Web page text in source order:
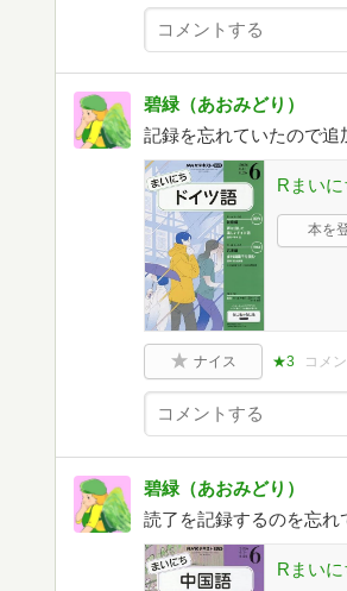
碧緑（あおみどり）
記録を忘れていたので追
Rまい
本を
ナイス ★3 コメ
碧緑（あおみどり）
読了を記録するのを忘
Rまい